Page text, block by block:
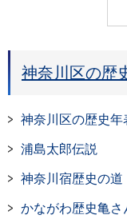
神奈川区の歴
神奈川区の歴史年
浦島太郎伝説
神奈川宿歴史の道
かながわ歴史亀さ